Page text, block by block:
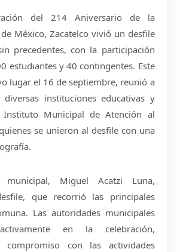
del 214 Aniversario de la
México, Zacatelco vivió un desfile
precedentes, con la participación
estudiantes y 40 contingentes. Este
lugar el 16 de septiembre, reunió a
diversas instituciones educativas y
Municipal de Atención al
se unieron al desfile con una
municipal, Miguel Acatzi Luna,
que recorrió las principales
Las autoridades municipales
en la celebración,
compromiso con las actividades